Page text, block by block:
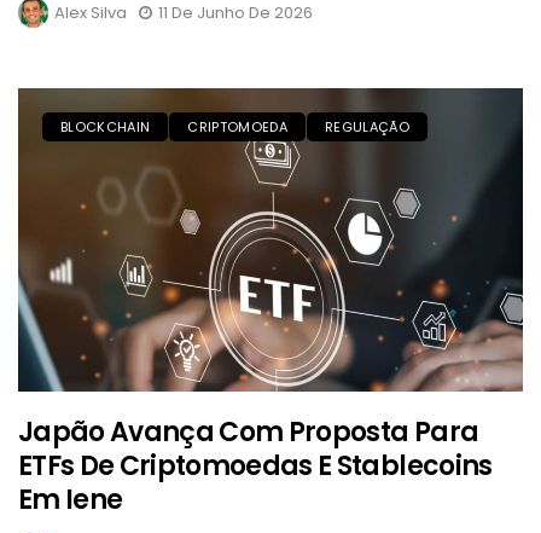
Alex Silva 11 De Junho De 2026
BLOCKCHAIN CRIPTOMOEDA REGULAÇÃO
Japão Avança Com Proposta Para
ETFs De Criptomoedas E Stablecoins
Em Iene